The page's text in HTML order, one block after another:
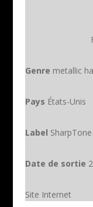
Genre metallic
Pays États-Unis
Label SharpTone
Date de sortie
Site Internet